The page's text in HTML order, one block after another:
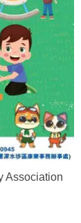
Association